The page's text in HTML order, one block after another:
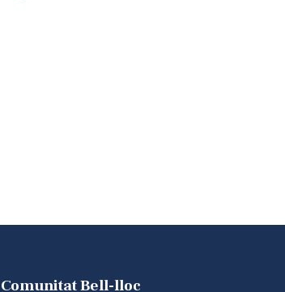
Comunitat Bell-lloc